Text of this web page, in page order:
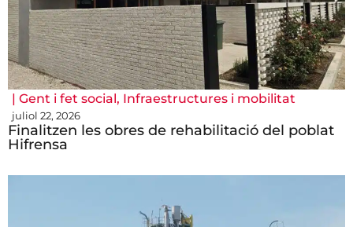
| Gent i fet social, Infraestructures i mobilitat
juliol 22, 2026
Finalitzen les obres de rehabilitació del poblat
Hifrensa